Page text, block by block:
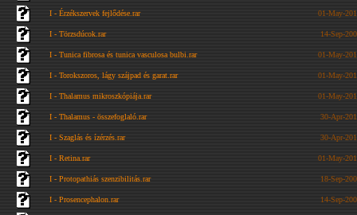
I - Érzékszervek fejlődése.rar 01-May-
I - Törzsdúcok.rar 14-Sep-
I - Tunica fibrosa és tunica vasculosa bulbi.rar 01-May-
I - Torokszoros, lágy szájpad és garat.rar 01-May-
I - Thalamus mikroszkópiája.rar 01-May-
I - Thalamus - összefoglaló.rar 30-Apr-
I - Szaglás és ízérzés.rar 30-Apr-
I - Retina.rar 01-May-
I - Protopathiás szenzibilitás.rar 18-Sep-
I - Prosencephalon.rar 14-Sep-